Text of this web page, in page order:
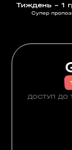
Тиждень - 1
Супер
ДОСТУП ДО